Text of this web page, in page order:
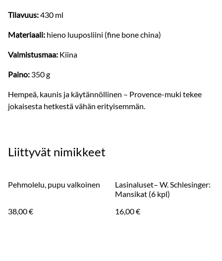
Tilavuus:430 ml
Materiaali: hieno luuposliini (fine bone china)
Valmistusmaa: Kiina
Paino: 350 g
Hempeä, kaunis ja käytännöllinen – Provence-muki tekee
jokaisesta hetkestä vähän erityisemmän.
Liittyvät nimikkeet
Pehmolelu, pupu valkoinen
38,00 €
Lasinaluset– W. Schlesinger:
Mansikat (6 kpl)
16,00 €